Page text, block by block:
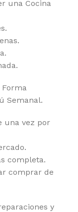
una Cocina
Semanal.
una vez por
completa.
comprar de
y